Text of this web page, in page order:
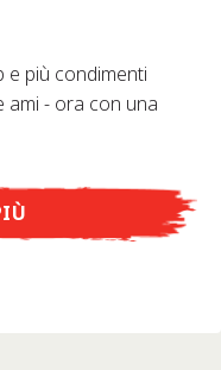
e più condimenti
ami - ora con una